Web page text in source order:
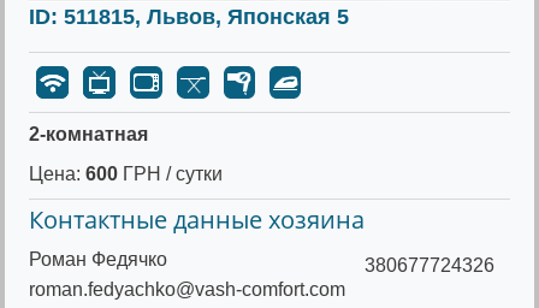
ID: 511815, Львов, Японская 5
2-комнатная
Цена: 600 ГРН / сутки
Контактные данные хозяина
Роман Федячко
roman.fedyachko@vash-comfort.com
380677724326